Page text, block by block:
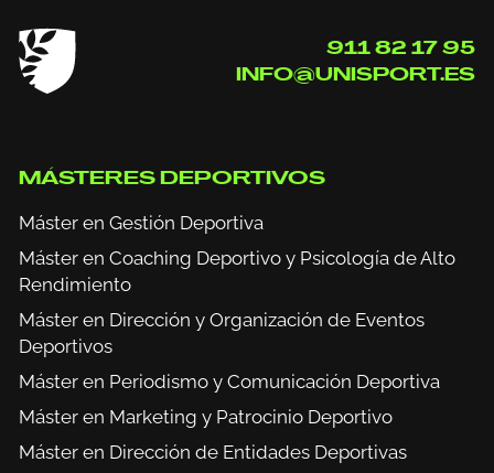
911 82 17 95
INFO@UNISPORT.ES
MÁSTERES DEPORTIVOS
Máster en Gestión Deportiva
Máster en Coaching Deportivo y Psicología de Alto
Rendimiento
Máster en Dirección y Organización de Eventos
Deportivos
Máster en Periodismo y Comunicación Deportiva
Máster en Marketing y Patrocinio Deportivo
Máster en Dirección de Entidades Deportivas